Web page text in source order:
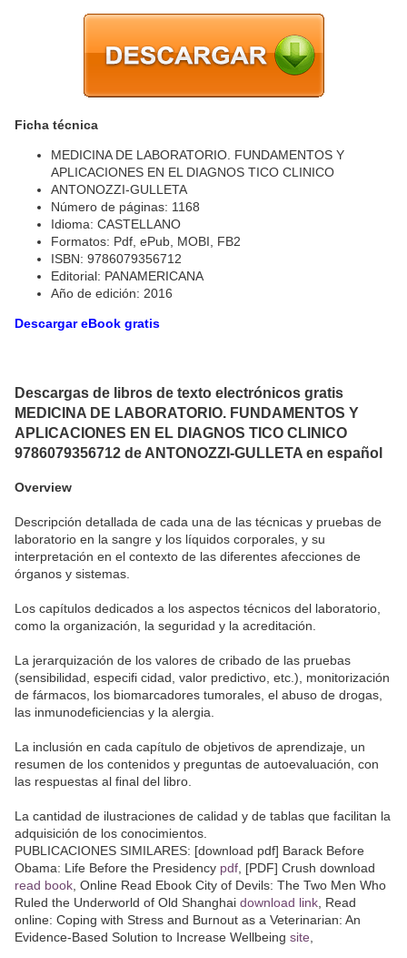
Ficha técnica
MEDICINA DE LABORATORIO. FUNDAMENTOS Y
APLICACIONES EN EL DIAGNOS TICO CLINICO
ANTONOZZI-GULLETA
Número de páginas: 1168
Idioma: CASTELLANO
Formatos: Pdf, ePub, MOBI, FB2
ISBN: 9786079356712
Editorial: PANAMERICANA
Año de edición: 2016
Descargar eBook gratis
Descargas de libros de texto electrónicos gratis
MEDICINA DE LABORATORIO. FUNDAMENTOS Y
APLICACIONES EN EL DIAGNOS TICO CLINICO
9786079356712 de ANTONOZZI-GULLETA en español
Overview
Descripción detallada de cada una de las técnicas y pruebas de
laboratorio en la sangre y los líquidos corporales, y su
interpretación en el contexto de las diferentes afecciones de
órganos y sistemas.
Los capítulos dedicados a los aspectos técnicos del laboratorio,
como la organización, la seguridad y la acreditación.
La jerarquización de los valores de cribado de las pruebas
(sensibilidad, especifi cidad, valor predictivo, etc.), monitorización
de fármacos, los biomarcadores tumorales, el abuso de drogas,
las inmunodeficiencias y la alergia.
La inclusión en cada capítulo de objetivos de aprendizaje, un
resumen de los contenidos y preguntas de autoevaluación, con
las respuestas al final del libro.
La cantidad de ilustraciones de calidad y de tablas que facilitan la
adquisición de los conocimientos.
PUBLICACIONES SIMILARES: [download pdf] Barack Before
Obama: Life Before the Presidency pdf , [PDF] Crush download
read book , Online Read Ebook City of Devils: The Two Men Who
Ruled the Underworld of Old Shanghai download link , Read
online: Coping with Stress and Burnout as a Veterinarian: An
Evidence-Based Solution to Increase Wellbeing site